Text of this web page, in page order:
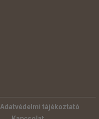
Adatvédelmi tájékoztató